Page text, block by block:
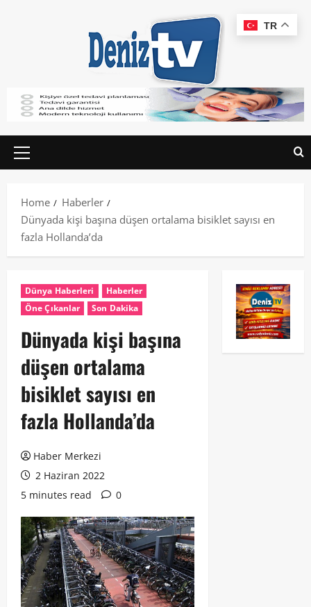
Home
Haberler
Dünyada kişi başına düşen ortalama bisiklet sayısı en
fazla Hollanda’da
Dünya Haberleri
Haberler
Öne Çıkanlar
Son Dakika
Dünyada kişi başına
düşen ortalama
bisiklet sayısı en
fazla Hollanda’da
Haber Merkezi
2 Haziran 2022
5 minutes read
0
TR